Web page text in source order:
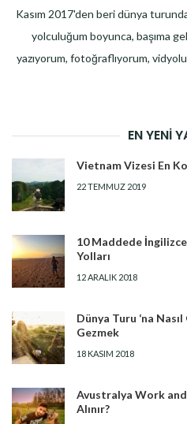
Kasım 2017'den beri dünya
yolculuğum boyunca, başıma
yazıyorum, fotoğraflıyorum,
EN YENI
Vietnam Vizesi En
22 TEMMUZ 2019
10 Maddede
Yolları
12 ARALIK 2018
Dünya Turu ‘na Nasıl
Gezmek
18 KASIM 2018
Avustralya Work
Alınır?